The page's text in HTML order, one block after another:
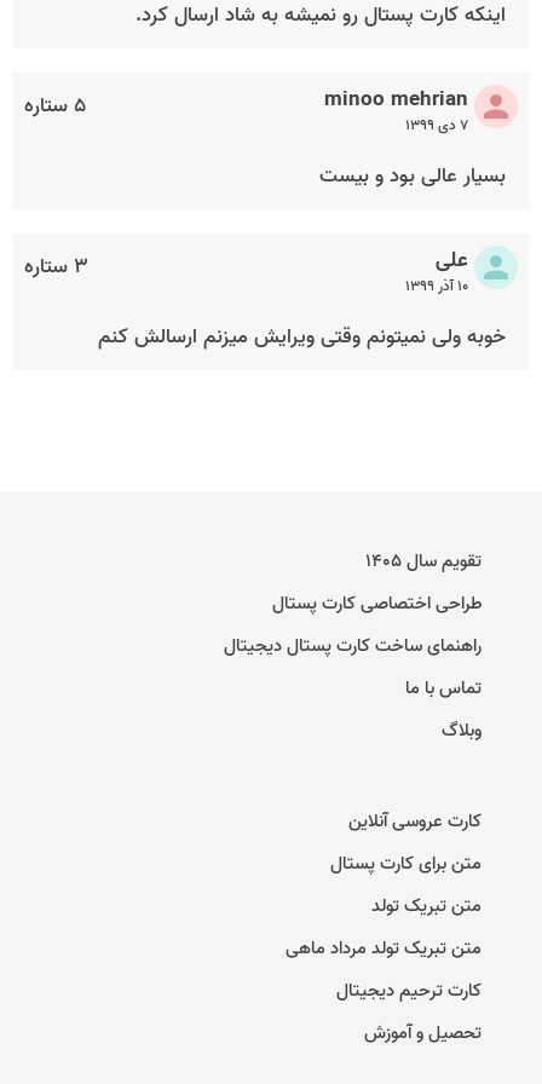
اینکه کارت پستال رو نمیشه به شاد ارسال کرد.
۵ ستاره minoo mehrian
۷ دی ۱۳۹۹
بسیار عالی بود و بیست
۳ ستاره علی
۱۰ آذر ۱۳۹۹
خوبه ولی نمیتونم وقتی ویرایش میزنم ارسالش کنم
تقویم سال ۱۴۰۵
طراحی اختصاصی کارت پستال
راهنمای ساخت کارت پستال دیجیتال
تماس با ما
وبلاگ
کارت عروسی آنلاین
متن برای کارت پستال
متن تبریک تولد
متن تبریک تولد مرداد ماهی
کارت ترحیم دیجیتال
تحصیل و آموزش